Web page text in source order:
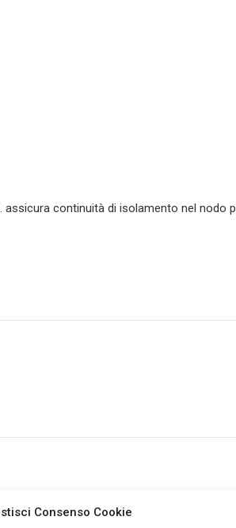
Consenso Cookie
assicura continuità di isolamento nel nodo